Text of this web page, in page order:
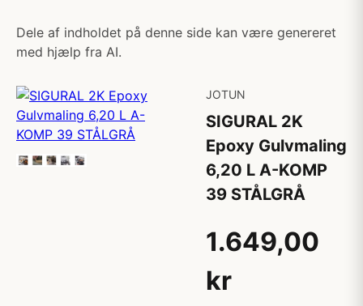
Dele af indholdet på denne side kan være genereret
med hjælp fra AI.
JOTUN
SIGURAL 2K
Epoxy Gulvmaling
6,20 L A-KOMP
39 STÅLGRÅ
1.649,00
kr